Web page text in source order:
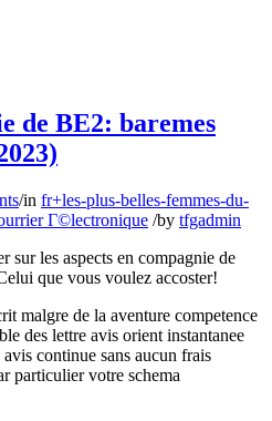
de BE2: baremes
/in fr+les-plus-belles-femmes-du-
Г©lectronique /by tfgadmin
sur les aspects en compagnie de
que vous voulez accoster!
malgre de la aventure competence
des lettre avis orient instantanee
continue sans aucun frais
particulier votre schema